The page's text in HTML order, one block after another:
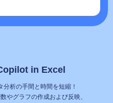
in Excel
分析の手間と時間を短縮！
やグラフの作成および反映、